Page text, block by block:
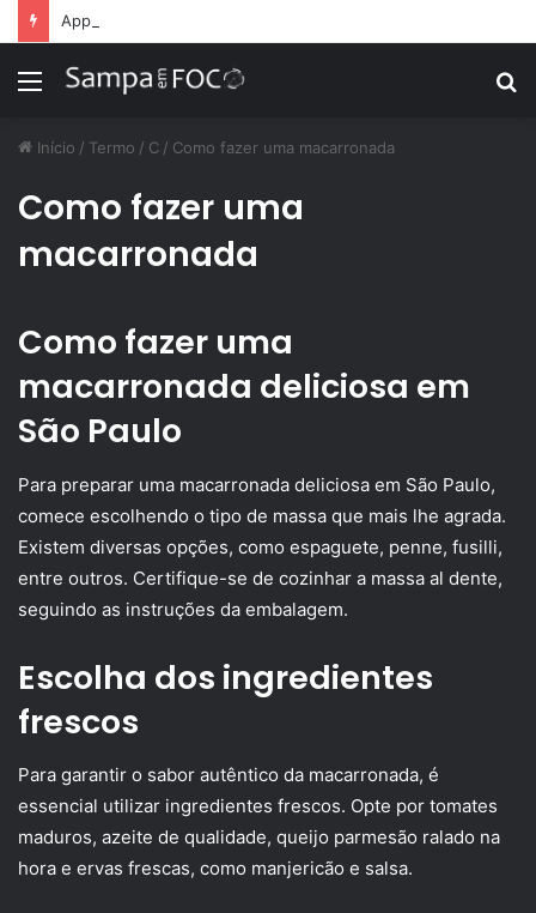
Menu
Início / Termo / C / Como fazer uma macarronada
Como fazer uma
macarronada
Como fazer uma
macarronada deliciosa em
São Paulo
Para preparar uma macarronada deliciosa em São Paulo,
comece escolhendo o tipo de massa que mais lhe agrada.
Existem diversas opções, como espaguete, penne, fusilli,
entre outros. Certifique-se de cozinhar a massa al dente,
seguindo as instruções da embalagem.
Escolha dos ingredientes
frescos
Para garantir o sabor autêntico da macarronada, é
essencial utilizar ingredientes frescos. Opte por tomates
maduros, azeite de qualidade, queijo parmesão ralado na
hora e ervas frescas, como manjericão e salsa.